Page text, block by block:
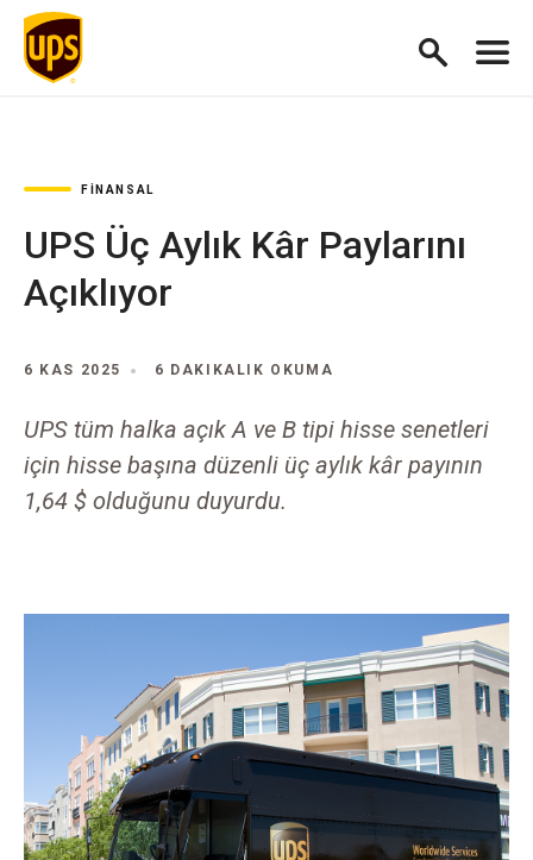
FINANSAL
UPS Üç Aylık Kâr Paylarını
Açıklıyor
6 KAS 2025 6 DAKIKALIK OKUMA
UPS tüm halka açık A ve B tipi hisse senetleri
için hisse başına düzenli üç aylık kâr payının
1,64 $ olduğunu duyurdu.